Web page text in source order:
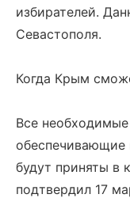
избирателей.
Севастополя.
Когда Крым
Все
обеспечивающие
будут приняты в
подтвердил 17